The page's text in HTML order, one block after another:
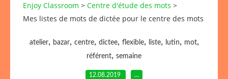
Enjoy Classroom > Centre d'étude des mots >
Mes listes de mots de dictée pour le centre des mots
atelier, bazar, centre, dictee, flexible, liste, lutin, mot,
référent, semaine
12.08.2019 …